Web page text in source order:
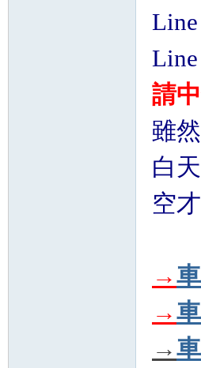
請
雖
白
空
→
→
→